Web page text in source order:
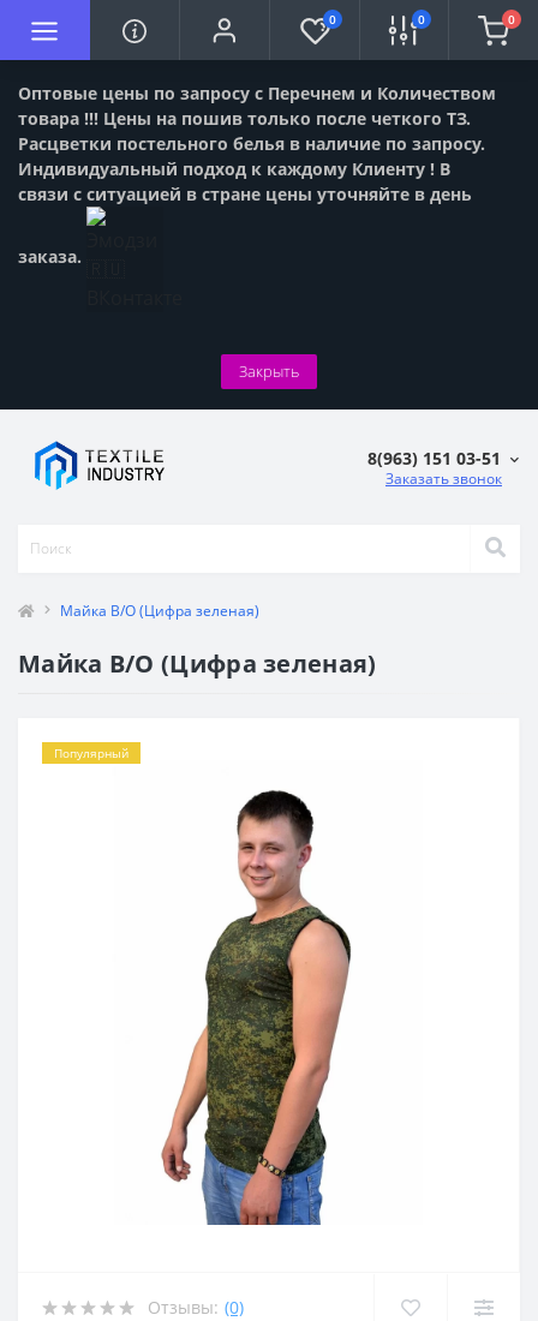
Оптовые цены по запросу с Перечнем и Количеством
товара !!! Цены на пошив только после четкого ТЗ.
Расцветки постельного белья в наличие по запросу.
Индивидуальный подход к каждому Клиенту ! В
связи с ситуацией в стране цены уточняйте в день
заказа.
Закрыть
0 0 0
8(963) 151 03-51
Заказать звонок
Майка В/О (Цифра зеленая)
Майка В/О (Цифра зеленая)
Популярный
Отзывы: (0)